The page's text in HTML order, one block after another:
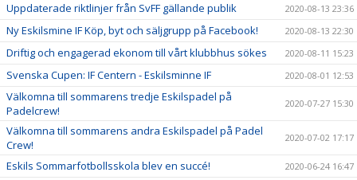
Uppdaterade riktlinjer från SvFF gällande publik 2020-08-13 23:36
Ny Eskilsmine IF Köp, byt och säljgrupp på Facebook! 2020-08-13 22:30
Driftig och engagerad ekonom till vårt klubbhus sökes 2020-08-11 15:23
Svenska Cupen: IF Centern - Eskilsminne IF 2020-08-01 12:53
Välkomna till sommarens tredje Eskilspadel på
Padelcrew!
2020-07-27 15:30
Välkomna till sommarens andra Eskilspadel på Padel
Crew!
2020-07-02 17:17
Eskils Sommarfotbollsskola blev en succé! 2020-06-24 16:47